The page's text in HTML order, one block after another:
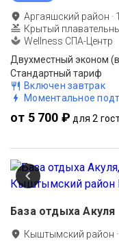
Аргаяшский район ·
Крытый
Wellness СПА-Центр
Двухместный эконом
Стандартный тариф
Включен завтрак
Моментальное
от 5 700 ₽ для 2
База отдыха Акуля
Кыштымский район ·